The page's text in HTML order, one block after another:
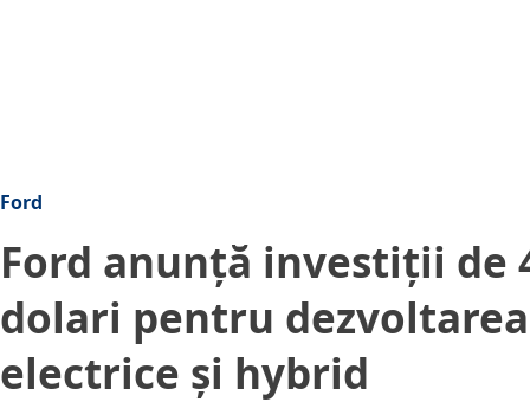
Ford
Ford anunță investiții de
dolari pentru
electrice și hybrid